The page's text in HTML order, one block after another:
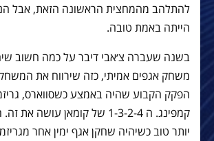
להתלהב מהמחצית הראשונה הזאת, אבל
הייתה באמת טובה.
בשנה שעברה צ׳אבי דיבר על כמה חשוב
משחק אגפים אמיתי, כזה שירווח את
הפקק הקבוע שהיה באמצע כשסווארס,
קמפינג. ה 1-3-2-4 של קומאן עושה
יותר טוב כשיהיה שחקן אגף ימין אחר